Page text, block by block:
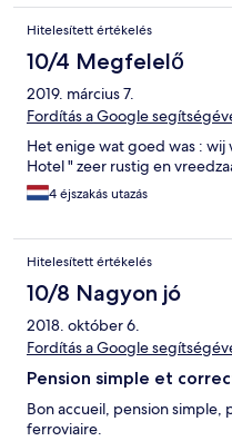
Hitelesített értékelés
10/4 Megfelelő
2019. március 7.
Fordítás a Google
Het enige wat goed was : wij
Hotel " zeer rustig en
4 éjszakás utazás
Hitelesített értékelés
10/8 Nagyon jó
2018. október 6.
Fordítás a Google
Pension simple et
Bon accueil, pension simple,
ferroviaire.